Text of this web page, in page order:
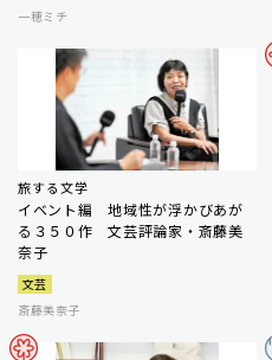
一穂ミチ
旅する文学
イベント編 地域性が浮かびあが
る３５０作 文芸評論家・斎藤美
奈子
文芸
斎藤美奈子